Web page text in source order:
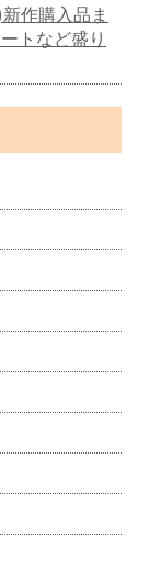
作購入品ま
トなど盛り